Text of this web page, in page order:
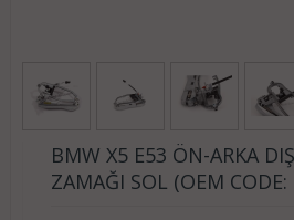
BMW X5 E53 ÖN-ARKA
ZAMAĞI SOL (OEM